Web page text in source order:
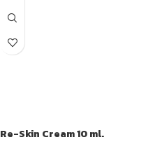
Re-Skin Cream 10 ml.